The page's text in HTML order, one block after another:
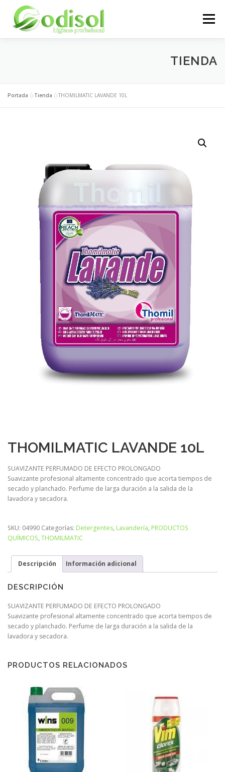
contenido
Menú
ÁREA CLIENTES CONTACTO
TIENDA
Portada »Tienda »THOMILMATIC LAVANDE 10L
THOMILMATIC LAVANDE 10L
SUAVIZANTE PERFUMADO DE EFECTO PROLONGADO
Suavizante profesional altamente concentrado que acorta tiempos de
secado y planchado. Perfume de larga duración a la salida de la
lavadora y secadora.
SKU: 04990 Categorías: Detergentes, Lavandería, PRODUCTOS
QUÍMICOS, THOMILMATIC
Descripción Información adicional
DESCRIPCIÓN
SUAVIZANTE PERFUMADO DE EFECTO PROLONGADO
Suavizante profesional altamente concentrado que acorta tiempos de
secado y planchado. Perfume de larga duración a la salida de la
lavadora y secadora.
PRODUCTOS RELACIONADOS